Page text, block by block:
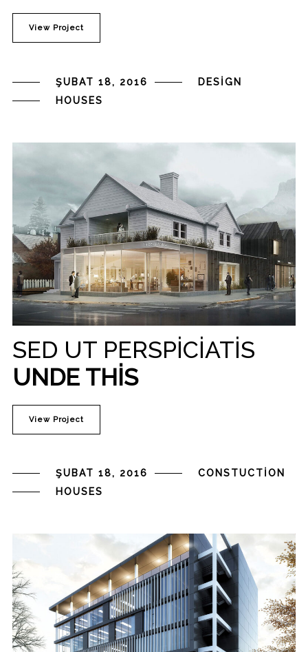
View Project
ŞUBAT 18, 2016
DESIGN
HOUSES
SED UT PERSPICIATIS
UNDE THIS
View Project
ŞUBAT 18, 2016
CONSTUCTION
HOUSES